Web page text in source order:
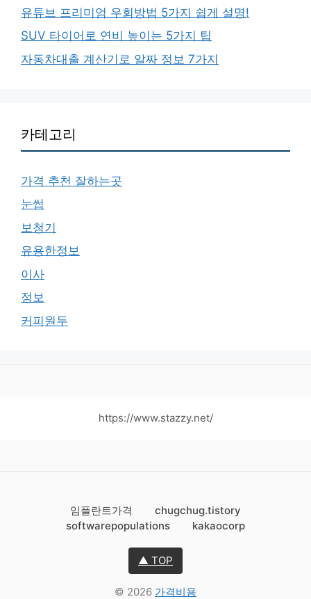
유튜브 프리미엄 우회방법 5가지 쉽게 설명!
SUV 타이어로 연비 높이는 5가지 팁
자동차대출 계산기로 알짜 정보 7가지
카테고리
가격 추천 잘하는곳
눈썹
보청기
유용한정보
이사
정보
커피원두
https://www.stazzy.net/
임플란트가격
chugchug.tistory
softwarepopulations
kakaocorp
▲ TOP
© 2026 가격비용